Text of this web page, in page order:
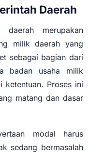
Daerah
daerah merupakan
milik daerah yang
sebagai bagian dari
badan usaha milik
ketentuan. Proses ini
matang dan dasar
modal harus
sedang bermasalah